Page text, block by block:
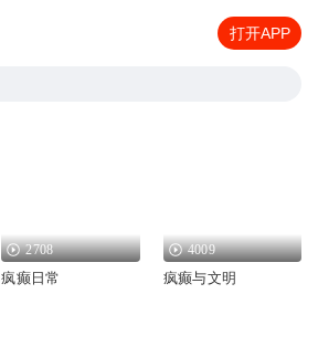
打开APP
2708
疯癫日常
4009
疯癫与文明